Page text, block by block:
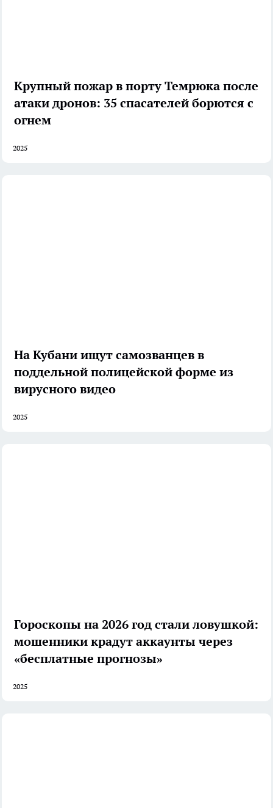
Крупный пожар в порту Темрюка после
атаки дронов: 35 спасателей борются с
огнем
2025
На Кубани ищут самозванцев в
поддельной полицейской форме из
вирусного видео
2025
Гороскопы на 2026 год стали ловушкой:
мошенники крадут аккаунты через
«бесплатные прогнозы»
2025